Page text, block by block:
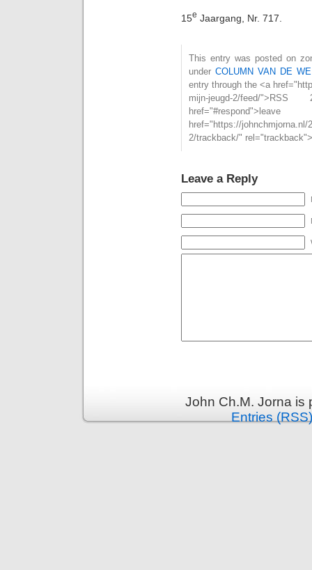
15e Jaargang, Nr. 717.
This entry was posted on
under COLUMN VAN DE
entry through the <a
mijn-jeugd-2/feed/
href="https://johnchmjorna.nl/
2/trackback/"
Leave a Reply
John Ch.M. Jorna
Entries (RSS)